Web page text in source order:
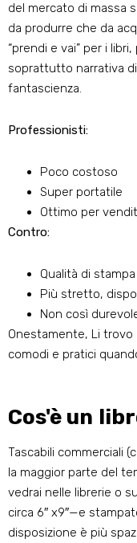
del mercato di massa
da produrre che da
“prendi e vai” per i
soprattutto narrativa
fantascienza.
Professionisti:
Poco costoso
Super portatile
Ottimo per
Contro:
Qualità di
Più stretto,
Non così
Onestamente, Li trovo
comodi e pratici
Cos'è un
Tascabili commerciali
la maggior parte del
vedrai nelle librerie o
circa 6″ x9″—e
disposizione è più